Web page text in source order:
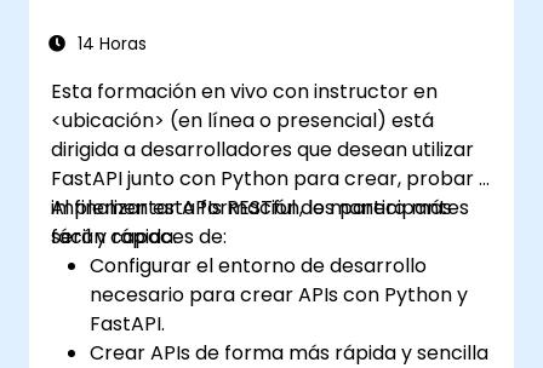
Desarrollar, probar e implementar
back-end) utilizando el stack FARM.
14 Horas
Esta formación en vivo con instructor en
<ubicación> (en línea o presencial) está
dirigida a desarrolladores que desean utilizar
FastAPI junto con Python para crear, probar e
implementar APIs RESTful de manera más
fácil y rápida.
Al finalizar esta formación, los participantes
serán capaces de:
Configurar el entorno de desarrollo
necesario para crear APIs con Python y
FastAPI.
Crear APIs de forma más rápida y sencilla